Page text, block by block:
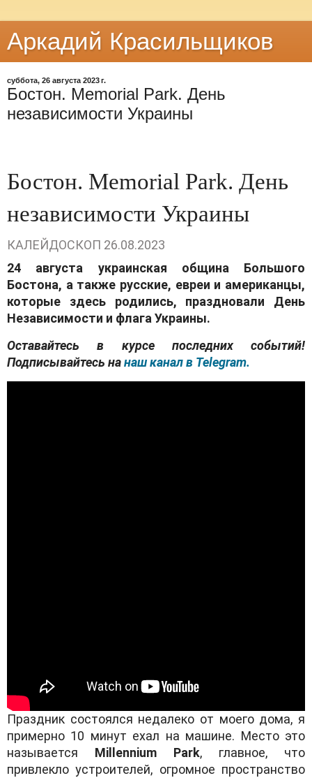
Аркадий Красильщиков
суббота, 26 августа 2023 г.
Бостон. Memorial Park. День
независимости Украины
Бостон. Memorial Park. День
независимости Украины
КАЛЕЙДОСКОП 26.08.2023
24 августа украинская община Большого
Бостона, а также русские, евреи и американцы,
которые здесь родились, праздновали День
Независимости и флага Украины.
Оставайтесь в курсе последних событий!
Подписывайтесь нанаш канал в Telegram.
Праздник состоялся недалеко от моего дома, я
примерно 10 минут ехал на машине. Место это
называется Millennium Park, главное, что
привлекло устроителей, огромное пространство